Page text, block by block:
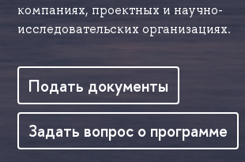
компаниях, проектных и научно-
исследовательских организациях.
Подать документы
Задать вопрос о программе